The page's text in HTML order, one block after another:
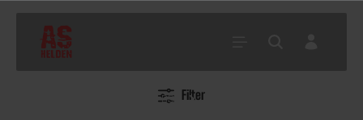
Akku, BBs Filter